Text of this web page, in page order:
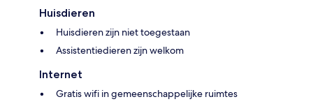
Huisdieren
Huisdieren zijn niet toegestaan
Assistentiedieren zijn welkom
Internet
Gratis wifi in gemeenschappelijke ruimtes